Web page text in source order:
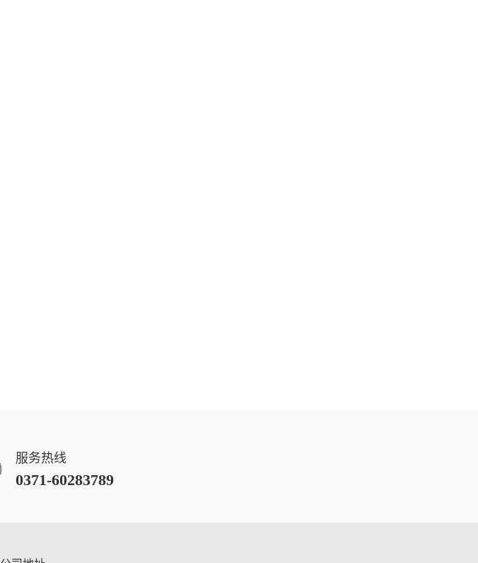
服务热线
0371-60283789